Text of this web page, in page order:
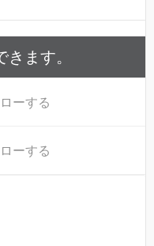
ます。
ーする
ーする